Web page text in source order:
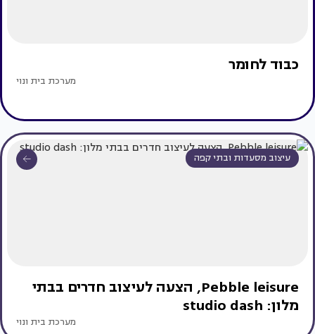
כבוד לחומר
מערכת בית ונוי
עיצוב מסעדות ובתי קפה
Pebble leisure, הצעה לעיצוב חדרים בבתי
מלון: studio dash
מערכת בית ונוי